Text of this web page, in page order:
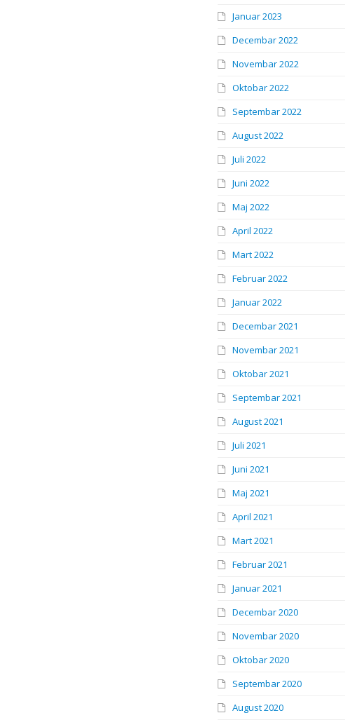
Januar 2023
Decembar 2022
Novembar 2022
Oktobar 2022
Septembar 2022
August 2022
Juli 2022
Juni 2022
Maj 2022
April 2022
Mart 2022
Februar 2022
Januar 2022
Decembar 2021
Novembar 2021
Oktobar 2021
Septembar 2021
August 2021
Juli 2021
Juni 2021
Maj 2021
April 2021
Mart 2021
Februar 2021
Januar 2021
Decembar 2020
Novembar 2020
Oktobar 2020
Septembar 2020
August 2020